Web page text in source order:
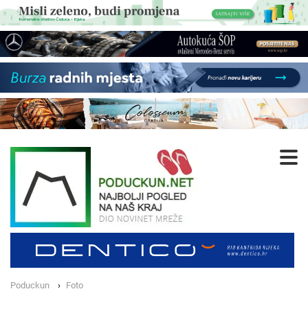
Poduckun Foto